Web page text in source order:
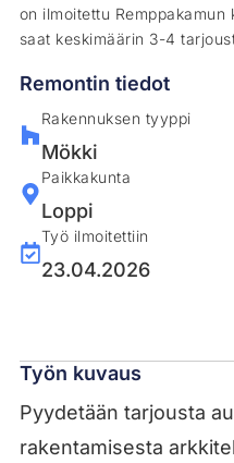
on ilmoitettu Remppakamun
saat keskimäärin 3-4
Remontin tiedot
Rakennuksen tyyppi
Mökki
Paikkakunta
Loppi
Työ ilmoitettiin
23.04.2026
Työn kuvaus
Pyydetään tarjousta
rakentamisesta